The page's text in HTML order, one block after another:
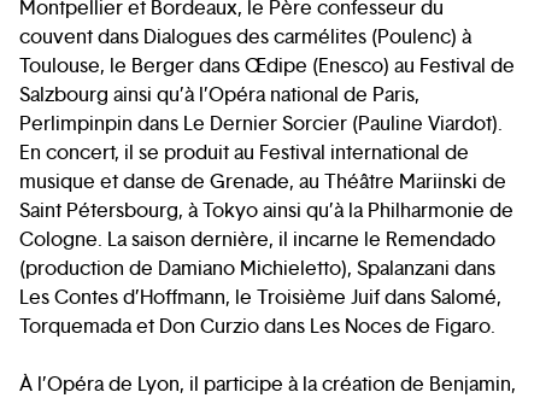
Montpellier et Bordeaux, le Père confesseur du
couvent dans Dialogues des carmélites (Poulenc) à
Toulouse, le Berger dans Œdipe (Enesco) au Festival de
Salzbourg ainsi qu’à l’Opéra national de Paris,
Perlimpinpin dans Le Dernier Sorcier (Pauline Viardot).
En concert, il se produit au Festival international de
musique et danse de Grenade, au Théâtre Mariinski de
Saint Pétersbourg, à Tokyo ainsi qu’à la Philharmonie de
Cologne. La saison dernière, il incarne le Remendado
(production de Damiano Michieletto), Spalanzani dans
Les Contes d’Hoffmann, le Troisième Juif dans Salomé,
Torquemada et Don Curzio dans Les Noces de Figaro.
À l’Opéra de Lyon, il participe à la création de Benjamin,